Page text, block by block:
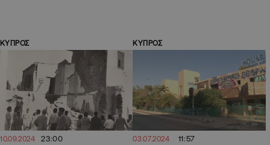
ΚΥΠΡΟΣ
10.09.2024 23:00
ΚΥΠΡΟΣ
03.07.2024 11:57